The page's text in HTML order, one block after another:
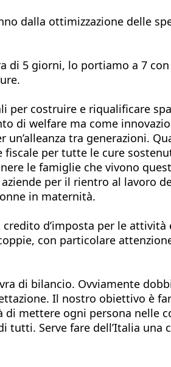
dalla ottimizzazione delle
di 5 giorni, lo portiamo a 7
costruire e riqualificare
di welfare ma come
tra generazioni.
fiscale per tutte le cure
le famiglie che vivono
per il rientro al lavoro
in maternità.
d’imposta per le
con particolare
di bilancio. Ovviamente
Il nostro obiettivo è
mettere ogni persona nelle
Serve fare dell’Italia una